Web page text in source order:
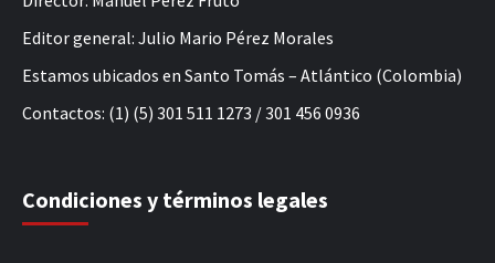
Editor general: Julio Mario Pérez Morales
Estamos ubicados en Santo Tomás – Atlántico (Colombia)
Contactos: (1) (5) 301 511 1273 / 301 456 0936
Condiciones y términos legales